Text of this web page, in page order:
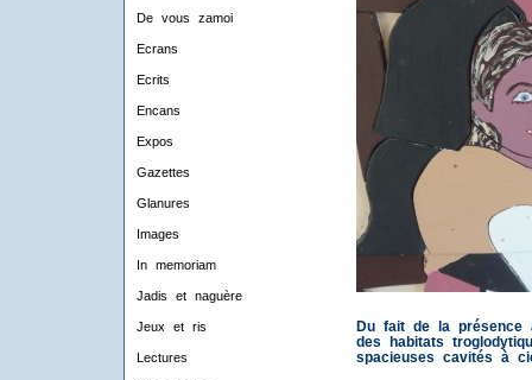
De vous zamoi
Ecrans
Ecrits
Encans
Expos
Gazettes
Glanures
Images
In memoriam
Jadis et naguère
Jeux et ris
Lectures
Du fait de la présence
des habitats
spacieuses cavités à